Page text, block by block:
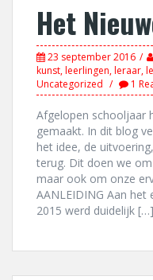
Het
23 september 2016
kunst,leerlingen,leraar,
Uncategorized
1
Afgelopen schooljaar
gemaakt. In dit blog
het idee, de
terug. Dit doen we
maar ook om onze
AANLEIDING Aan
2015 werd duidelijk […]